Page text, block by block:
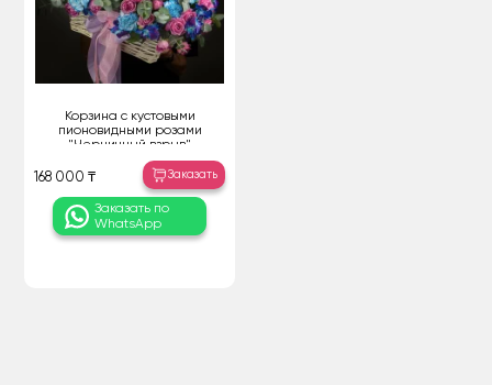
Корзина с кустовыми
пионовидными розами
"Черничный взрыв"
168 000 ₸ Заказать
Заказать по
WhatsApp